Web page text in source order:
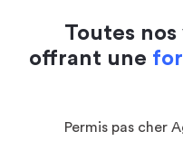
Toutes
offrant une
Permis pas cher